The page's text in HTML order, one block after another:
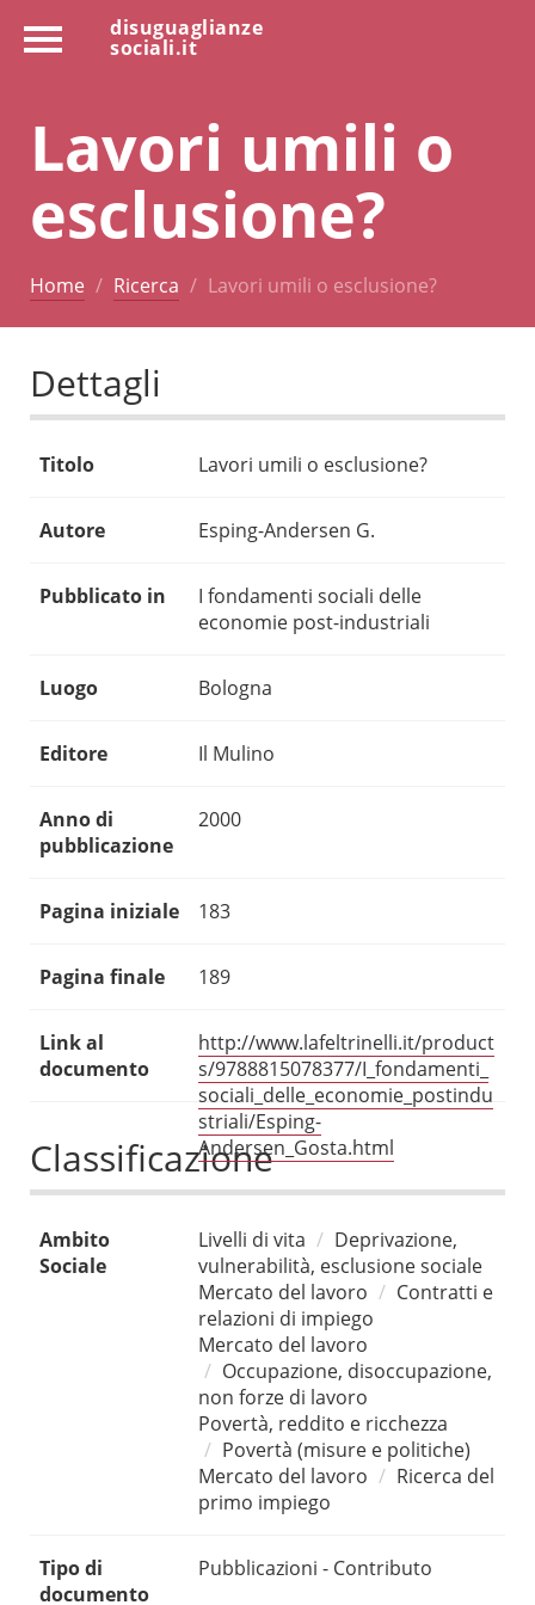
disuguaglianze
sociali.it
Lavori umili o
esclusione?
Home Ricerca Lavori umili o esclusione?
Dettagli
Titolo Lavori umili o esclusione?
Autore Esping-Andersen G.
Pubblicato in
I fondamenti sociali delle
economie post-industriali
Luogo Bologna
Editore Il Mulino
Anno di
pubblicazione
2000
Pagina iniziale 183
Pagina finale 189
Link al
documento
http://www.lafeltrinelli.it/product
s/9788815078377/I_fondamenti_
sociali_delle_economie_postindu
striali/Esping-
Andersen_Gosta.html
Classificazione
Ambito
Sociale
Livelli di vita
Deprivazione,
vulnerabilità, esclusione sociale
Mercato del lavoro
Contratti e
relazioni di impiego
Mercato del lavoro
Occupazione, disoccupazione,
non forze di lavoro
Povertà, reddito e ricchezza
Povertà (misure e politiche)
Mercato del lavoro
Ricerca del
primo impiego
Tipo di
documento
Pubblicazioni - Contributo